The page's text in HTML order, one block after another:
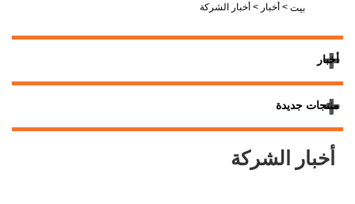
بيت > أخبار > أخبار الشركة
أخبار
منتجات جديدة
أخبار الشركة